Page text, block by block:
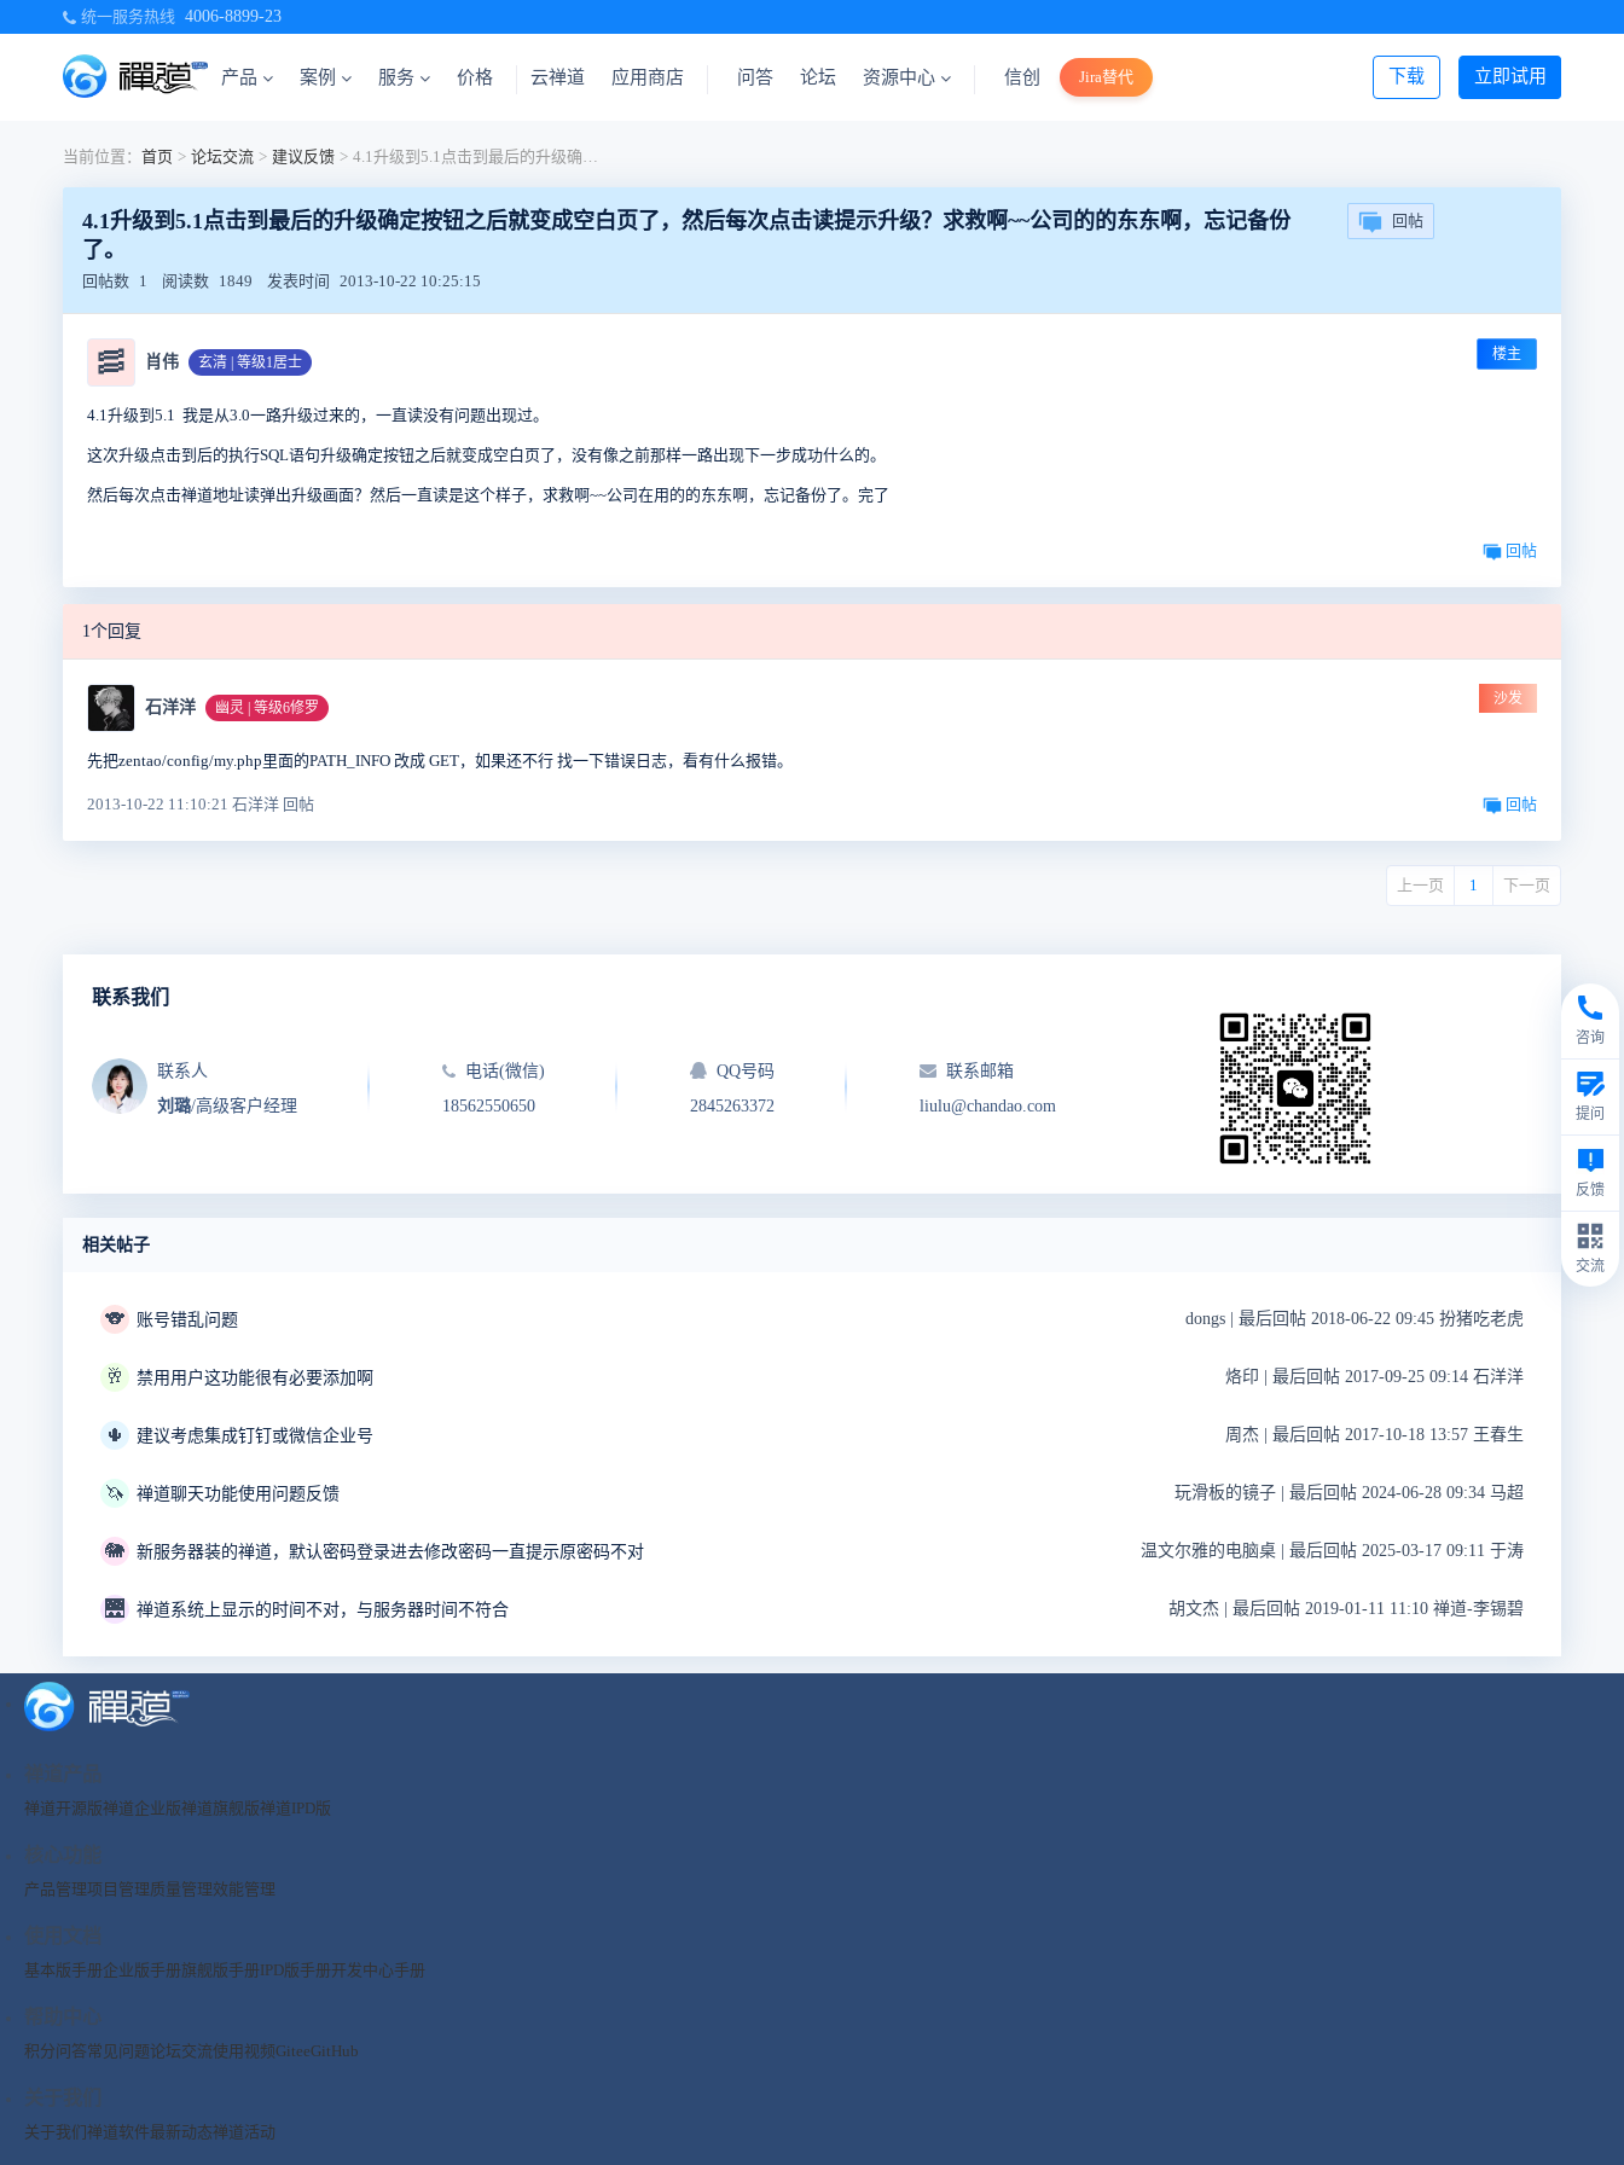
统一服务热线 4006-8899-23
产品 案例 服务 价格 立即试用
下载
云禅道 应用商店 问答 论坛 资源中心 信创 Jira替代 登录/注册
当前位置： 首页 > 论坛交流 > 建议反馈 > 4.1升级到5.1点击到最后的升级确定按钮之后就变成空白页了，然后每次点击读提示升级？求救啊~~公司的的东东啊，忘记备份了。
4.1升级到5.1点击到最后的升级确定按钮之后就变成空白页了，然后每次点击读提示升级？求救啊~~公司的的东东啊，忘记备份
了。
回帖
回帖数 1 阅读数 1849 发表时间 2013-10-22 10:25:15
🥓 肖伟 玄清 | 等级1居士 楼主
4.1升级到5.1 我是从3.0一路升级过来的，一直读没有问题出现过。
这次升级点击到后的执行SQL语句升级确定按钮之后就变成空白页了，没有像之前那样一路出现下一步成功什么的。
然后每次点击禅道地址读弹出升级画面？然后一直读是这个样子，求救啊~~公司在用的的东东啊，忘记备份了。完了
回帖
1个回复
石洋洋 幽灵 | 等级6修罗
沙发
先把zentao/config/my.php里面的PATH_INFO 改成 GET，如果还不行 找一下错误日志，看有什么报错。
2013-10-22 11:10:21 石洋洋 回帖 回帖
上一页 1 下一页
联系我们
联系人
刘璐/高级客户经理
电话(微信)
18562550650
QQ号码
2845263372
联系邮箱
liulu@chandao.com
相关帖子
🐨 账号错乱问题 dongs 最后回帖 2018-06-22 09:45 扮猪吃老虎
🥂 禁用用户这功能很有必要添加啊 烙印 最后回帖 2017-09-25 09:14 石洋洋
🌵 建议考虑集成钉钉或微信企业号 周杰 最后回帖 2017-10-18 13:57 王春生
🦄 禅道聊天功能使用问题反馈 玩滑板的镜子 最后回帖 2024-06-28 09:34 马超
🐘 新服务器装的禅道，默认密码登录进去修改密码一直提示原密码不对 温文尔雅的电脑桌 最后回帖 2025-03-17 09:11 于涛
🌉 禅道系统上显示的时间不对，与服务器时间不符合 胡文杰 最后回帖 2019-01-11 11:10 禅道-李锡碧
禅道产品
禅道开源版禅道企业版禅道旗舰版禅道IPD版
核心功能
产品管理项目管理质量管理效能管理
使用文档
基本版手册企业版手册旗舰版手册IPD版手册开发中心手册
帮助中心
积分问答常见问题论坛交流使用视频GiteeGitHub
关于我们
关于我们禅道软件最新动态禅道活动
咨询
提问
反馈
交流